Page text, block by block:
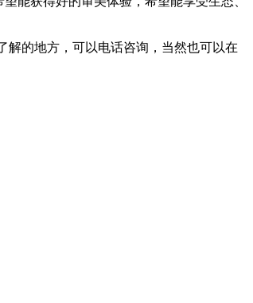
解的地方，可以电话咨询，当然也可以在